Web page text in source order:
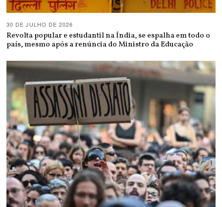
30 DE JULHO DE 2026
Revolta popular e estudantil na Índia, se espalha em todo o
país, mesmo após a renúncia do Ministro da Educação